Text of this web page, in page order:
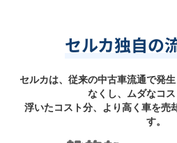
セルカ独自の
セルカは、従来の中古車流通で発
なくし、ムダなコス
浮いたコスト分、より高く車を売
す。